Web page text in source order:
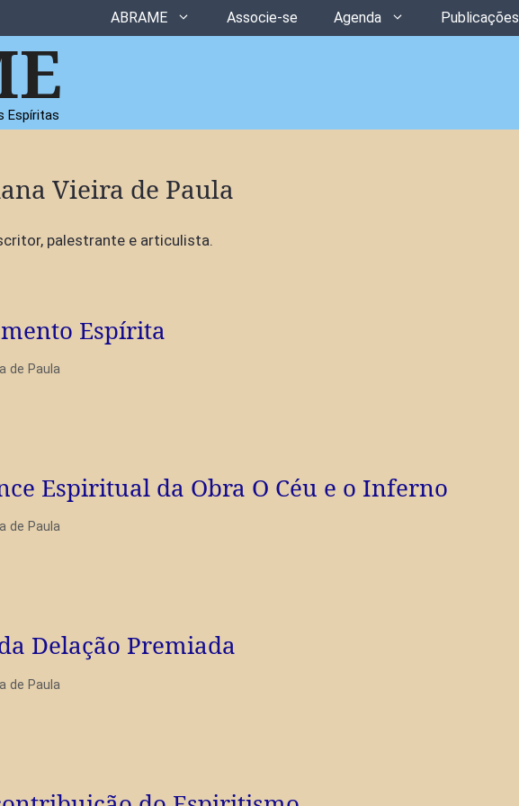
ABRAME Associe-se Agenda Publicações
Espíritas
Vieira de Paula
palestrante e articulista.
Espírita
de Paula
Espiritual da Obra O Céu e o Inferno
de Paula
Delação Premiada
de Paula